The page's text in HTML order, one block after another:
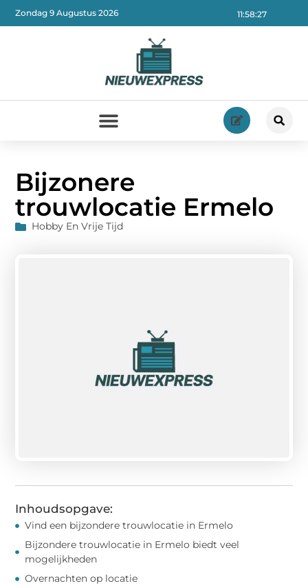
11:58:28
Zondag 9 Augustus 2026
Bijzonere
trouwlocatie Ermelo
Hobby En Vrije Tijd
Inhoudsopgave:
Vind een bijzondere trouwlocatie in Ermelo
Bijzondere trouwlocatie in Ermelo biedt veel
mogelijkheden
Overnachten op locatie